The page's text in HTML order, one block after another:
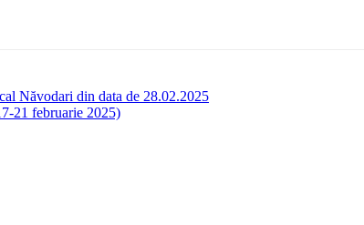
Năvodari din data de 28.02.2025
21 februarie 2025)